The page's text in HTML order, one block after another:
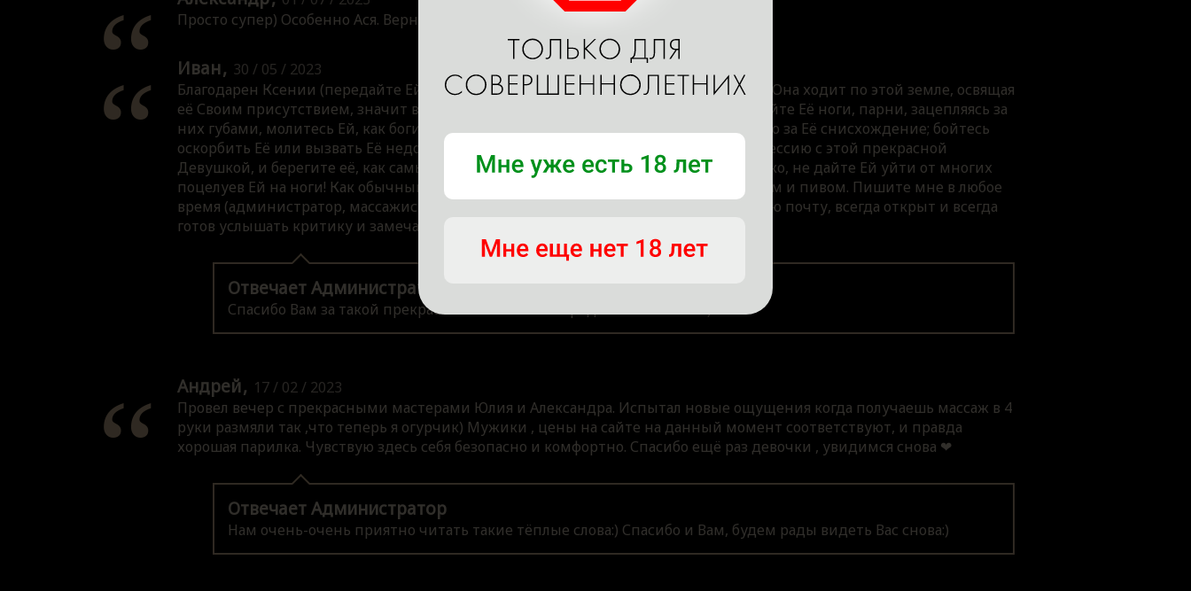
Просто супер) Особенно Ася. Вернусь к ней)
Иван
30 / 05 / 2023
Благодарен Ксении (передайте Ей). Ради таких, как Она, мир существует и теперь. Она ходит по этой земле, освящая
её Своим присутствием, значит всё в порядке и есть смысл жить (даже мне). Целуйте Её ноги, парни, зацепляясь за
них губами, молитесь Ей, как богине, мир многое простит любому обычному парню за Её снисхождение; бойтесь
оскорбить Её или вызвать Её недовольство. К салону - сделайте, пожалуйста, фотосессию с этой прекрасной
Девушкой, и берегите её, как самый красивый в наше время цветочек, как солнышко, не дайте Ей уйти от многих
поцелуев Ей на ноги! Как обычный клиент, я скромно сообщаю, что доволен сеансом и пивом. Пишите мне в любое
время (администратор, массажистки - и Она Сама - все, кто хочет) анонимно на мою почту, всегда открыт и всегда
готов услышать критику и замечания; благодарю вас всех.
Отвечает Администратор
Спасибо Вам за такой прекрасный отзыв! Мы передали его Ксении:)
Андрей
17 / 02 / 2023
Провел вечер с прекрасными мастерами Юлия и Александра. Испытал новые ощущения когда получаешь массаж в 4
руки размяли так ,что теперь я огурчик) Мужики , цены на сайте на данный момент соответствуют, и правда
хорошая парилка. Чувствую здесь себя безопасно и комфортно. Спасибо ещё раз девочки , увидимся снова ❤
Отвечает Администратор
Нам очень-очень приятно читать такие тёплые слова:) Спасибо и Вам, будем рады видеть Вас снова:)